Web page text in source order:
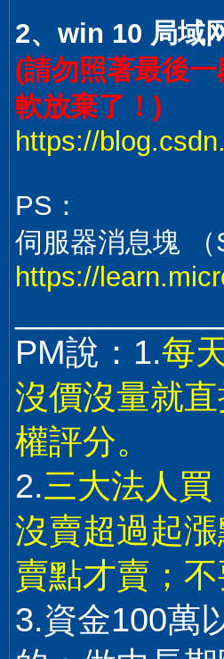
2、win 10 局域
(請勿照著最後
軟放棄了！)
https://
PS：
伺服器消息塊
https://
PM說：1.每
沒價沒量就
權評分。
2.三大法人
沒賣超過起
賣點才賣；
3.資金100萬